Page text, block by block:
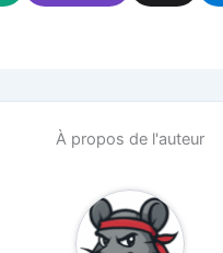
À propos de l'auteur